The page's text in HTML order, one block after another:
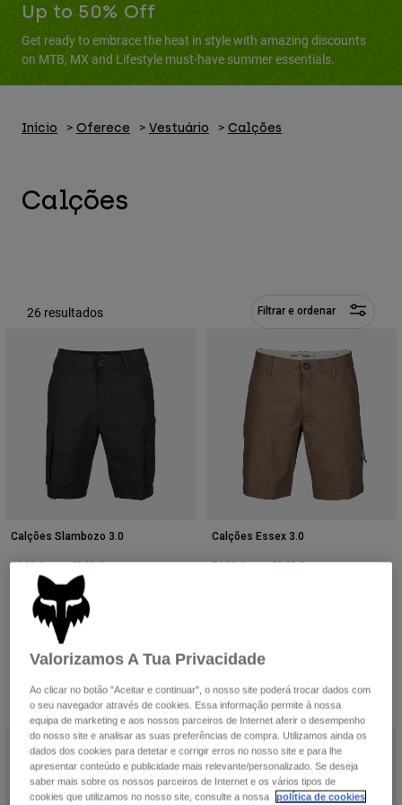
Calças
Calções
Casacos
Protecções
Peças sobressalentes
Explorar MTB
Product Help
MTB Gear Guides
Helmet Care Guide
Calças
Luvas
Óculos
Product Help
Boot Care Guide
Ver tudo
Women
Sweatshirts Com ou Sem Fecho de Correr
Ver tudo
Youth
T-shirts
Sweatshirts com capuz
Chapéus & Bonés
Bolsas e Mochilas
Socks
Other Accessories
Ver tudo
Proteções
Óculos de Proteção
Capacetes
Gloves
Óculos de Proteção
Calcetines
Ver tudo
Lifestyle
Tops
Sweatshirts Com ou Sem Fecho de Correr
Casacos
Calças
Calções
Calções de Banho
Ver tudo
Up to 50% Off
Get ready to embrace the heat in style with amazing discounts
on MTB, MX and Lifestyle must-have summer essentials.
Início Oferece Vestuário Calções
Calções
26 resultados Filtrar e ordenar
Calções Slambozo 3.0
Price reduced from
69,99 €to 48,99 €
(9)
Calções Essex 3.0
Price reduced from
54,99 €to 32,99 €
Valorizamos A Tua Privacidade
Ao clicar no botão "Aceitar e continuar", o nosso site poderá trocar dados com
o seu navegador através de cookies. Essa informação permite à nossa
equipa de marketing e aos nossos parceiros de Internet aferir o desempenho
do nosso site e analisar as suas preferências de compra. Utilizamos ainda os
dados dos cookies para detetar e corrigir erros no nosso site e para lhe
apresentar conteúdo e publicidade mais relevante/personalizado. Se deseja
saber mais sobre os nossos parceiros de Internet e os vários tipos de
cookies que utilizamos no nosso site, consulte a nossa
política de cookies